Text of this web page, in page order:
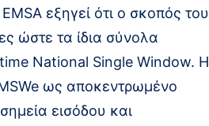
εξηγεί ότι ο σκοπός του
ώστε τα ίδια σύνολα
National Single Window. Η
ως αποκεντρωμένο
εισόδου και